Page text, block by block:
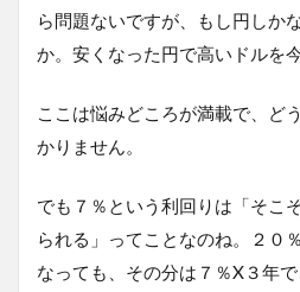
ら問題ないですが、もし円しか
か。安くなった円で高いドルを
ここは悩みどころが満載で、ど
かりません。
でも７％という利回りは「そこ
られる」ってことなのね。２０
なっても、その分は７％X３年